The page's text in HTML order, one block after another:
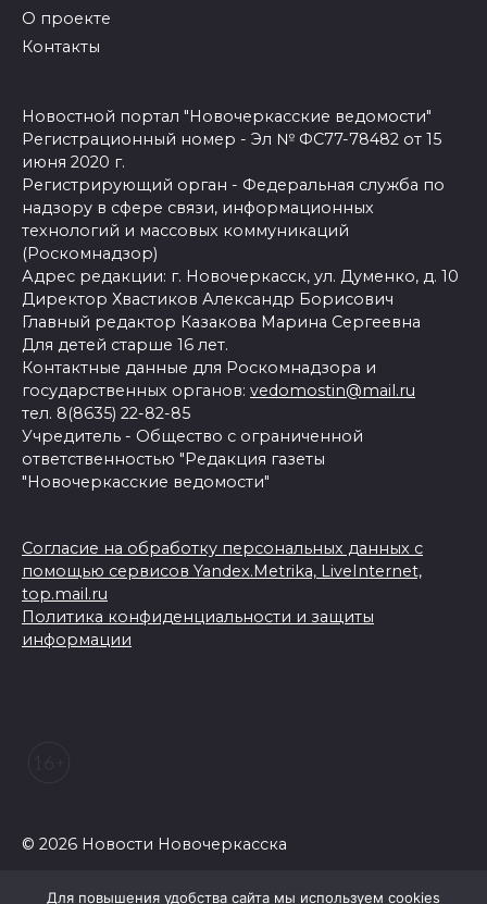
О проекте
Контакты
Новостной портал "Новочеркасские ведомости"
Регистрационный номер - Эл № ФС77-78482 от 15
июня 2020 г.
Регистрирующий орган - Федеральная служба по
надзору в сфере связи, информационных
технологий и массовых коммуникаций
(Роскомнадзор)
Адрес редакции: г. Новочеркасск, ул. Думенко, д. 10
Директор Хвастиков Александр Борисович
Главный редактор Казакова Марина Сергеевна
Для детей старше 16 лет.
Контактные данные для Роскомнадзора и
государственных органов: vedomostin@mail.ru
тел. 8(8635) 22-82-85
Учредитель - Общество с ограниченной
ответственностью "Редакция газеты
"Новочеркасские ведомости"
Согласие на обработку персональных данных с
помощью сервисов Yandex.Metrika, LiveInternet,
top.mail.ru
Политика конфиденциальности и защиты
информации
© 2026 Новости Новочеркасска
Для повышения удобства сайта мы используем cookies